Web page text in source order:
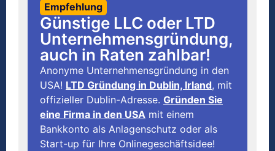
Empfehlung
Günstige LLC oder LTD
Unternehmensgründung,
auch in Raten zahlbar!
Anonyme Unternehmensgründung in den
USA! LTD Gründung in Dublin, Irland, mit
offizieller Dublin-Adresse. Gründen Sie
eine Firma in den USA mit einem
Bankkonto als Anlagenschutz oder als
Start-up für Ihre Onlinegeschäftsidee!